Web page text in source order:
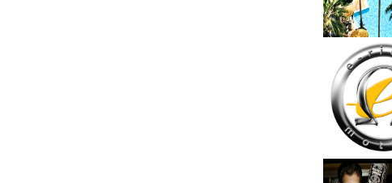
720
₪
מידע נוסף
מאירה
30
₪
מידע נוסף
Pour